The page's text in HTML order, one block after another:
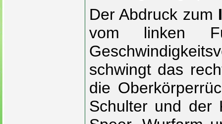
Der Abdruck zum
vom linken
schwingt das
die
Schulter und der